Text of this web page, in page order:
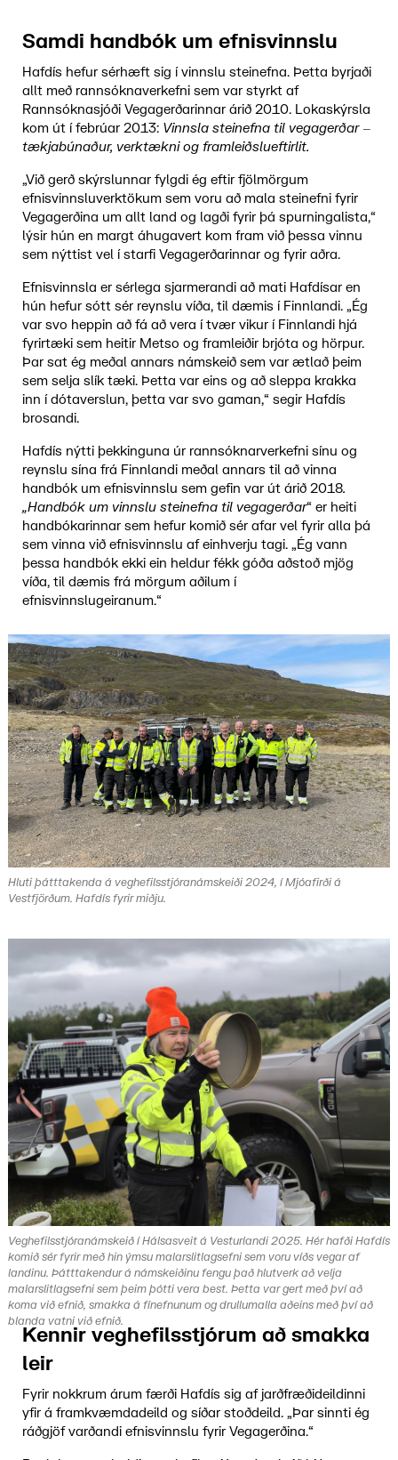
Samdi handbók um efnisvinnslu
Hafdís hefur sérhæft sig í vinnslu steinefna. Þetta byrjaði
allt með rannsóknaverkefni sem var styrkt af
Rannsóknasjóði Vegagerðarinnar árið 2010. Lokaskýrsla
kom út í febrúar 2013: Vinnsla steinefna til vegagerðar –
tækjabúnaður, verktækni og framleiðslueftirlit.
„Við gerð skýrslunnar fylgdi ég eftir fjölmörgum
efnisvinnsluverktökum sem voru að mala steinefni fyrir
Vegagerðina um allt land og lagði fyrir þá spurningalista,“
lýsir hún en margt áhugavert kom fram við þessa vinnu
sem nýttist vel í starfi Vegagerðarinnar og fyrir aðra.
Efnisvinnsla er sérlega sjarmerandi að mati Hafdísar en
hún hefur sótt sér reynslu víða, til dæmis í Finnlandi. „Ég
var svo heppin að fá að vera í tvær vikur í Finnlandi hjá
fyrirtæki sem heitir Metso og framleiðir brjóta og hörpur.
Þar sat ég meðal annars námskeið sem var ætlað þeim
sem selja slík tæki. Þetta var eins og að sleppa krakka
inn í dótaverslun, þetta var svo gaman,“ segir Hafdís
brosandi.
Hafdís nýtti þekkinguna úr rannsóknarverkefni sínu og
reynslu sína frá Finnlandi meðal annars til að vinna
handbók um efnisvinnslu sem gefin var út árið 2018.
„Handbók um vinnslu steinefna til vegagerðar“ er heiti
handbókarinnar sem hefur komið sér afar vel fyrir alla þá
sem vinna við efnisvinnslu af einhverju tagi. „Ég vann
þessa handbók ekki ein heldur fékk góða aðstoð mjög
víða, til dæmis frá mörgum aðilum í
efnisvinnslugeiranum.“
Hluti þátttakenda á veghefilsstjóranámskeiði 2024, í Mjóafirði á
Vestfjörðum. Hafdís fyrir miðju.
Veghefilsstjóranámskeið í Hálsasveit á Vesturlandi 2025. Hér hafði Hafdís
komið sér fyrir með hin ýmsu malarslitlagsefni sem voru víðs vegar af
landinu. Þátttakendur á námskeiðinu fengu það hlutverk að velja
malarslitlagsefni sem þeim þótti vera best. Þetta var gert með því að
koma við efnið, smakka á fínefnunum og drullumalla aðeins með því að
blanda vatni við efnið.
Kennir veghefilsstjórum að smakka
leir
Fyrir nokkrum árum færði Hafdís sig af jarðfræðideildinni
yfir á framkvæmdadeild og síðar stoðdeild. „Þar sinnti ég
ráðgjöf varðandi efnisvinnslu fyrir Vegagerðina.“